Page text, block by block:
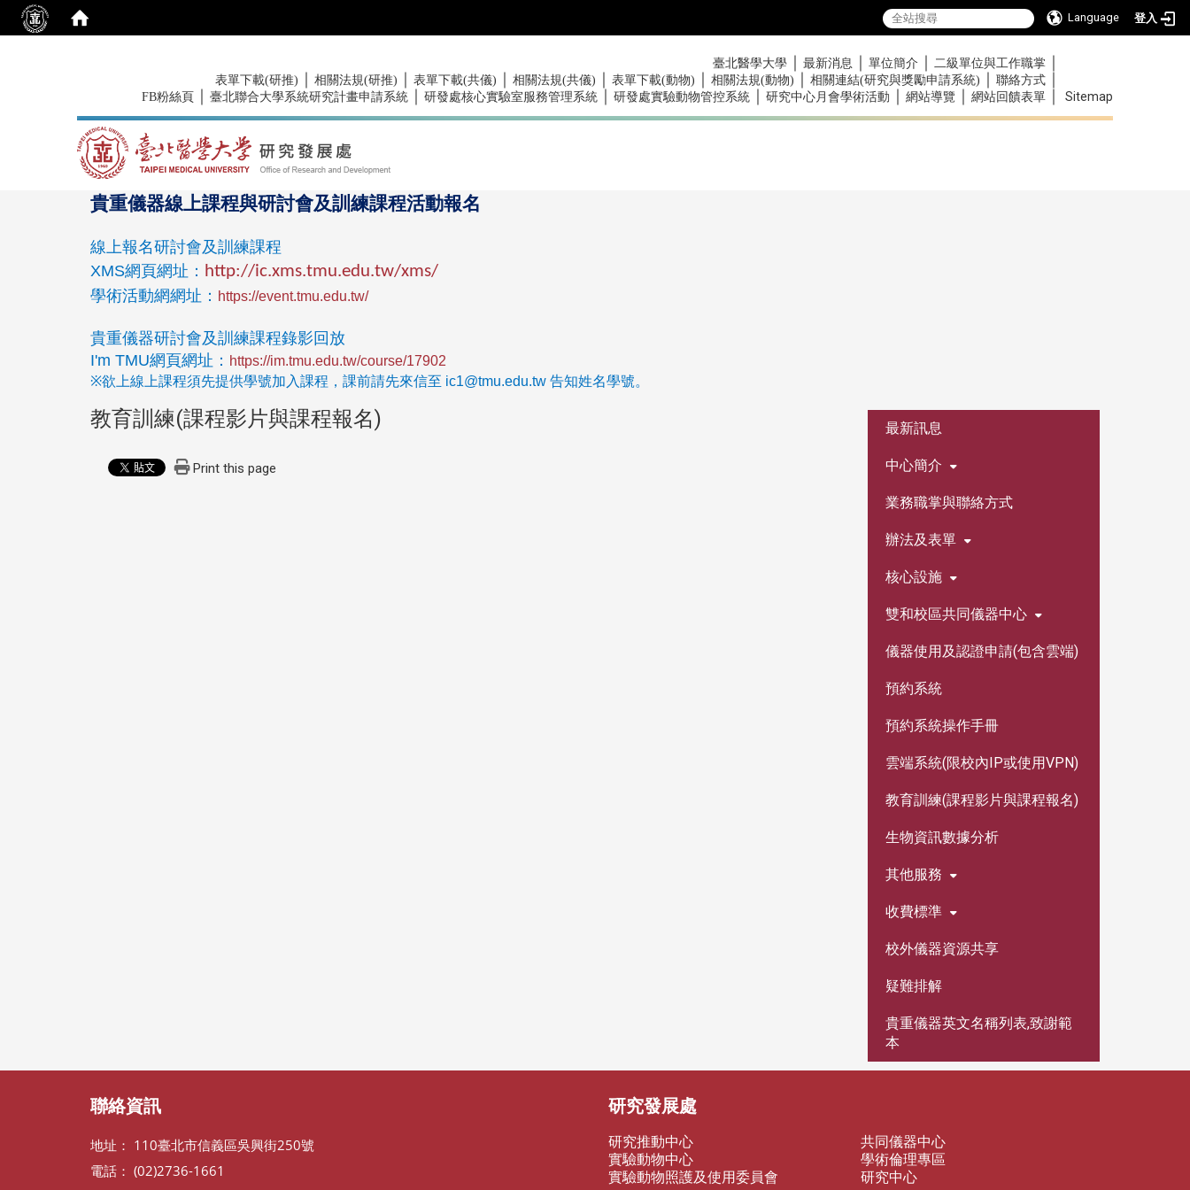
Language 登入
臺北醫學大學 最新消息 單位簡介 二級單位與工作職掌
表單下載(研推) 相關法規(研推) 表單下載(共儀) 相關法規(共儀) 表單下載(動物) 相關法規(動物) 相關連結(研究與獎勵申請系統) 聯絡方式
FB粉絲頁 臺北聯合大學系統研究計畫申請系統 研發處核心實驗室服務管理系統 研發處實驗動物管控系統 研究中心月會學術活動 網站導覽 網站回饋表單 Sitemap
貴重儀器線上課程與研討會及訓練課程活動報名
線上報名研討會及訓練課程
XMS網頁網址： http://ic.xms.tmu.edu.tw/xms/
學術活動網網址： https://event.tmu.edu.tw/
貴重儀器研討會及訓練課程錄影回放
I'm TMU網頁網址： https://im.tmu.edu.tw/course/17902
※欲上線上課程須先提供學號加入課程，課前請先來信至 ic1@tmu.edu.tw 告知姓名學號。
教育訓練(課程影片與課程報名)
Print this page
最新訊息
中心簡介
業務職掌與聯絡方式
辦法及表單
核心設施
雙和校區共同儀器中心
儀器使用及認證申請(包含雲端)
預約系統
預約系統操作手冊
雲端系統(限校內IP或使用VPN)
教育訓練(課程影片與課程報名)
生物資訊數據分析
其他服務
收費標準
校外儀器資源共享
疑難排解
貴重儀器英文名稱列表,致謝範
本
聯絡資訊
地址： 110臺北市信義區吳興街250號
電話： (02)2736-1661
研究發展處
研究推動中心
共同儀器中心
實驗動物中心
學術倫理專區
實驗動物照護及使用委員會
研究中心